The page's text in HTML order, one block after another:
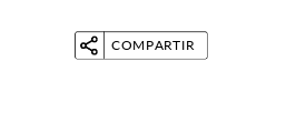
COMPARTIR